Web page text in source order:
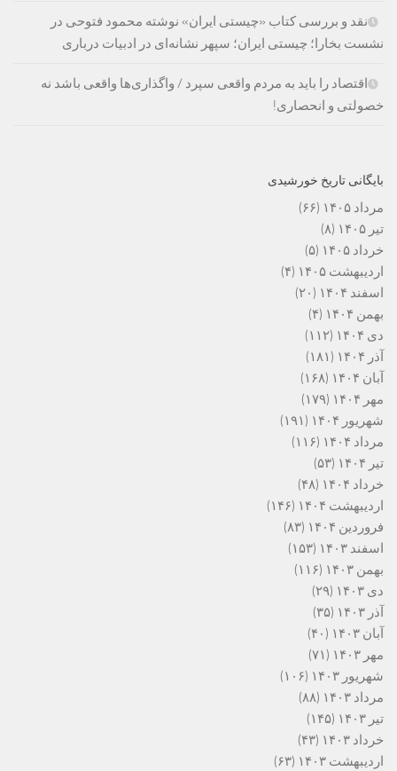
نقد و بررسی کتاب «چیستی ایران» نوشته محمود فتوحی در
نشست بخارا؛ چیستی ایران؛ سپهر نشانه‌ای در ادبیات درباری
اقتصاد را باید به مردم واقعی سپرد / واگذاری‌ها واقعی باشد نه
خصولتی و انحصاری!
بایگانی تاریخ خورشیدی
مرداد ۱۴۰۵
(۶۶)
تیر ۱۴۰۵
(۸)
خرداد ۱۴۰۵
(۵)
اردیبهشت ۱۴۰۵
(۴)
اسفند ۱۴۰۴
(۲۰)
بهمن ۱۴۰۴
(۴)
دی ۱۴۰۴
(۱۱۲)
آذر ۱۴۰۴
(۱۸۱)
آبان ۱۴۰۴
(۱۶۸)
مهر ۱۴۰۴
(۱۷۹)
شهریور ۱۴۰۴
(۱۹۱)
مرداد ۱۴۰۴
(۱۱۶)
تیر ۱۴۰۴
(۵۳)
خرداد ۱۴۰۴
(۴۸)
اردیبهشت ۱۴۰۴
(۱۴۶)
فروردین ۱۴۰۴
(۸۳)
اسفند ۱۴۰۳
(۱۵۳)
بهمن ۱۴۰۳
(۱۱۶)
دی ۱۴۰۳
(۲۹)
آذر ۱۴۰۳
(۳۵)
آبان ۱۴۰۳
(۴۰)
مهر ۱۴۰۳
(۷۱)
شهریور ۱۴۰۳
(۱۰۶)
مرداد ۱۴۰۳
(۸۸)
تیر ۱۴۰۳
(۱۴۵)
خرداد ۱۴۰۳
(۴۳)
اردیبهشت ۱۴۰۳
(۶۳)